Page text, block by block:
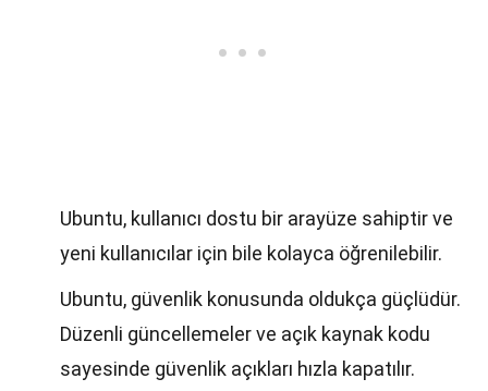
Ubuntu, kullanıcı dostu bir arayüze sahiptir ve
yeni kullanıcılar için bile kolayca öğrenilebilir.
Ubuntu, güvenlik konusunda oldukça güçlüdür.
Düzenli güncellemeler ve açık kaynak kodu
sayesinde güvenlik açıkları hızla kapatılır.